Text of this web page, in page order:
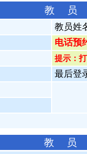
教 员
教员姓
电话预
提示：
最后登
教 员